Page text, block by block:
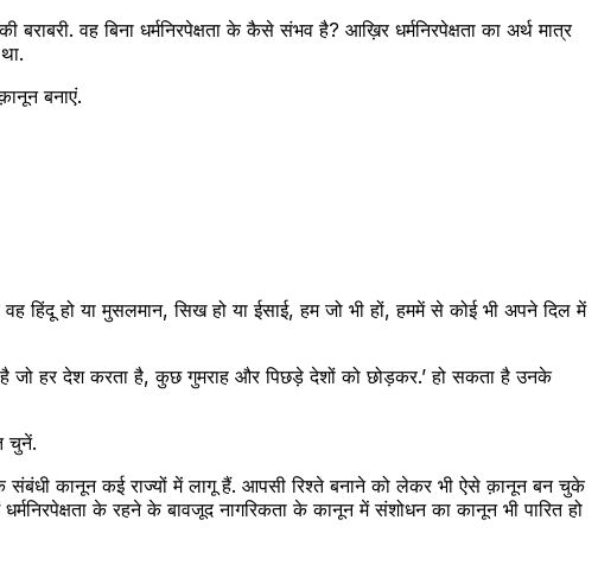
वह बिना धर्मनिरपेक्षता के कैसे संभव है? आख़िर धर्मनिरपेक्षता का अर्थ मात्र
बनाएं.
हिंदू हो या मुसलमान, सिख हो या ईसाई, हम जो भी हों, हममें से कोई भी अपने दिल में
है जो हर देश करता है, कुछ गुमराह और पिछड़े देशों को छोड़कर.’ हो सकता है उनके
चुनें.
संबंधी कानून कई राज्यों में लागू हैं. आपसी रिश्ते बनाने को लेकर भी ऐसे क़ानून बन चुके
के रहने के बावजूद नागरिकता के कानून में संशोधन का कानून भी पारित हो